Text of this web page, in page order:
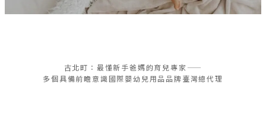
PARASOL古北町：最懂新手爸媽的育兒專家——
多個具備前瞻意識國際嬰幼兒用品品牌臺灣總代理